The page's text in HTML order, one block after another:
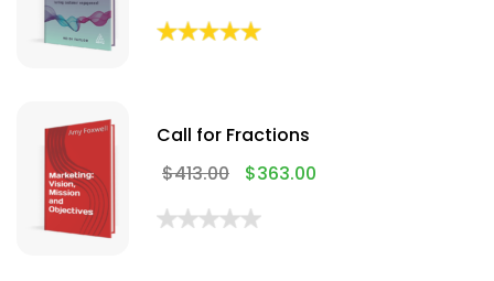
Call for Fractions
$413.00 $363.00